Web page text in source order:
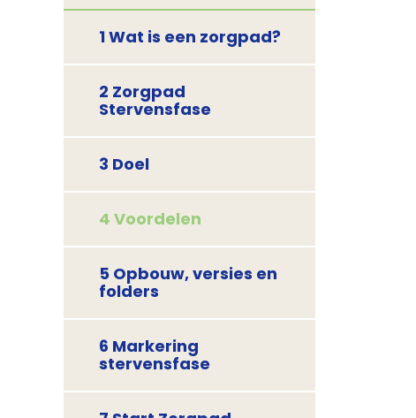
1 Wat is een zorgpad?
2 Zorgpad
Stervensfase
3 Doel
4 Voordelen
5 Opbouw, versies en
folders
6 Markering
stervensfase